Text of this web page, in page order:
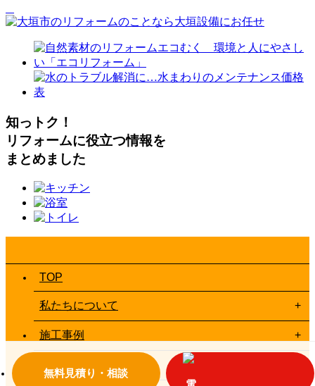
無料見積り・相談
知っトク！
リフォームに役立つ情報を
まとめました
TOP
私たちについて
施工事例